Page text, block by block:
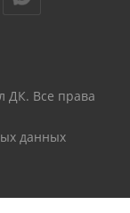
ДК. Все права
данных